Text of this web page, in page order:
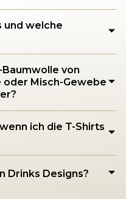
und welche
von
Misch-Gewebe
ich die T-Shirts
Drinks Designs?